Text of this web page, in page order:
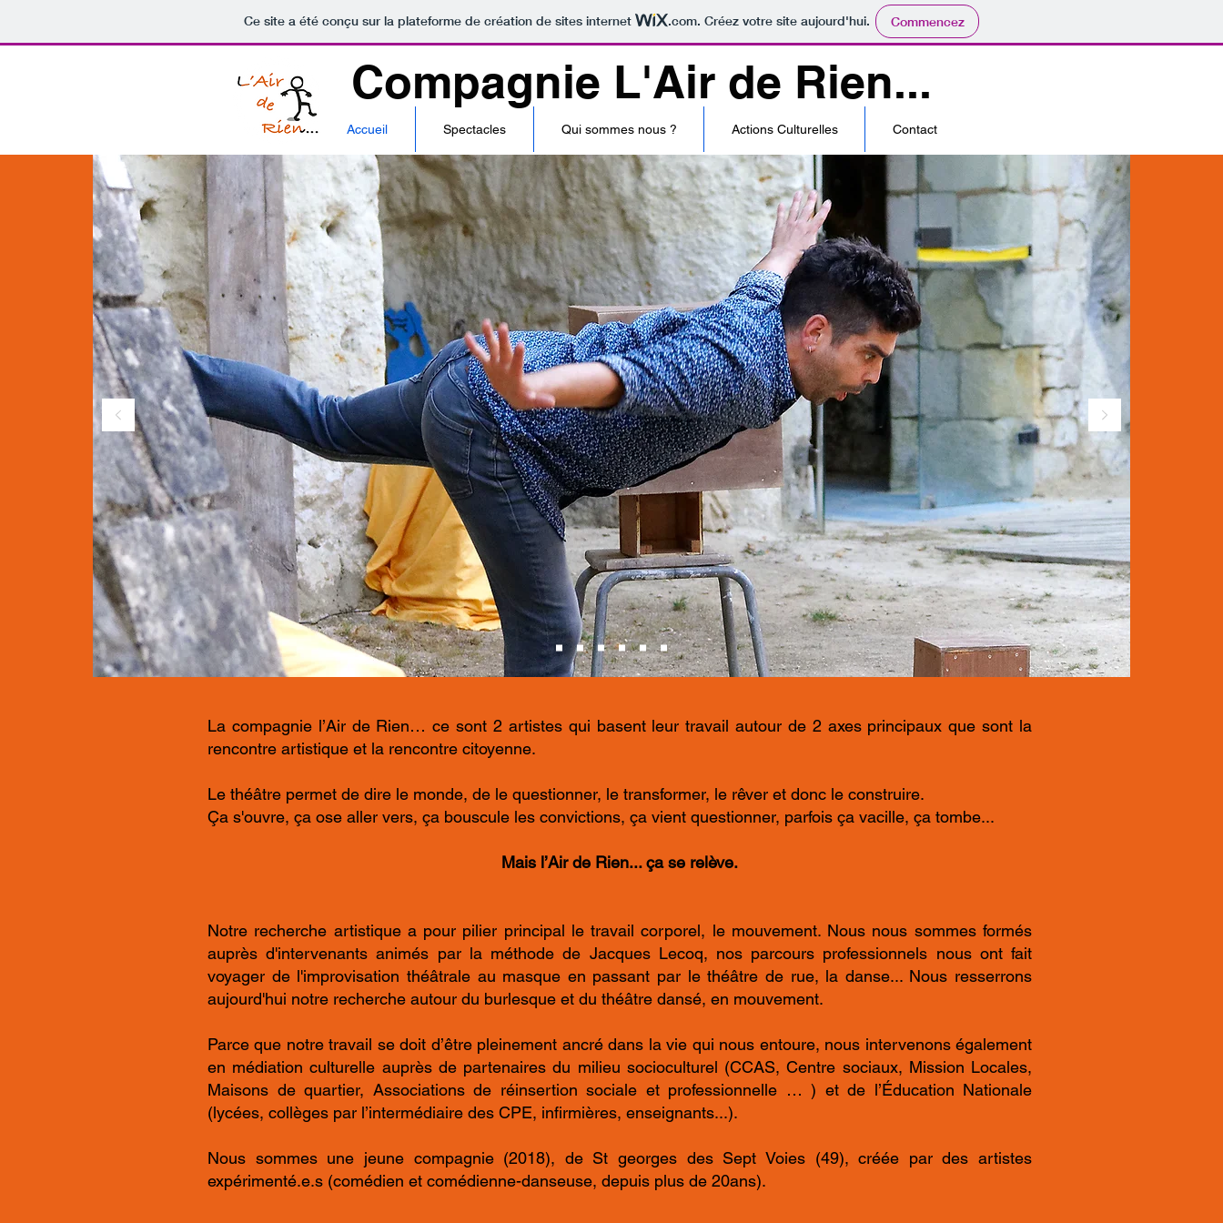
Ce site a été conçu sur la plateforme de création de sites internet .com. Créez votre site aujourd'hui. Commencez
Compagnie L'Air de Rien...
Accueil Spectacles Qui sommes nous ? Actions Culturelles Contact
La compagnie l’Air de Rien… ce sont 2 artistes qui basent leur travail autour de 2 axes principaux que sont la
rencontre artistique et la rencontre citoyenne.
Le théâtre permet de dire le monde, de le questionner, le transformer, le rêver et donc le construire.
Ça s'ouvre, ça ose aller vers, ça bouscule les convictions, ça vient questionner, parfois ça vacille, ça tombe...
Mais l’Air de Rien... ça se relève.
Notre recherche artistique a pour pilier principal le travail corporel, le mouvement. Nous nous sommes formés
auprès d'intervenants animés par la méthode de Jacques Lecoq, nos parcours professionnels nous ont fait
voyager de l'improvisation théâtrale au masque en passant par le théâtre de rue, la danse... Nous resserrons
aujourd'hui notre recherche autour du burlesque et du théâtre dansé, en mouvement.
Parce que notre travail se doit d’être pleinement ancré dans la vie qui nous entoure, nous intervenons également
en médiation culturelle auprès de partenaires du milieu socioculturel (CCAS, Centre sociaux, Mission Locales,
Maisons de quartier, Associations de réinsertion sociale et professionnelle … ) et de l’Éducation Nationale
(lycées, collèges par l’intermédiaire des CPE, infirmières, enseignants...).
Nous sommes une jeune compagnie (2018), de St georges des Sept Voies (49), créée par des artistes
expérimenté.e.s (comédien et comédienne-danseuse, depuis plus de 20ans).